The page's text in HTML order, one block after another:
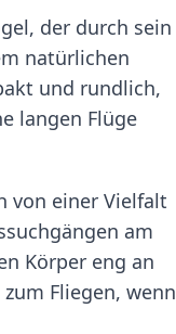
der durch sein
natürlichen
und rundlich,
langen Flüge
von einer Vielfalt
am
Körper eng an
Fliegen, wenn